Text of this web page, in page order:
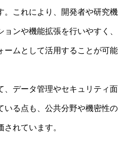
。これにより、開発者や研究機
ンや機能拡張を行いやすく、
ームとして活用することが可能
、データ管理やセキュリティ面
いる点も、公共分野や機密性の
れています。